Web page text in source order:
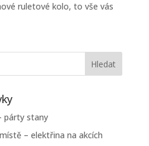
ruletové kolo, to vše vás
párty stany
– elektřina na akcích